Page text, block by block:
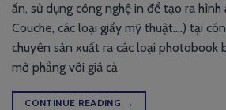
ấn, sử dụng công nghệ in để tạo ra
Couche, các loại giấy mỹ thuật….) tại
chuyên sản xuất ra các loại photobook
mở phẳng với giá cả
CONTINUE READING →